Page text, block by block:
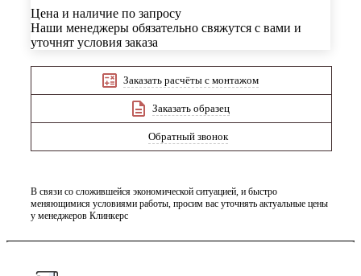
Цена и наличие по запросу
Наши менеджеры обязательно свяжутся с вами и
уточнят условия заказа
Заказать расчёты с монтажом
Заказать образец
Обратный звонок
В связи со сложившейся экономической ситуацией, и быстро
меняющимися условиями работы, просим вас уточнять актуальные цены
у менеджеров Клинкерс